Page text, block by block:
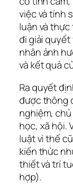
việc và tính
luận và
đi giải quyết
nhân ảnh
và kết quả
Ra quyết
được thông
nghiệm,
học, xã hội.
luật vì thế
kiến ​​thức
thiết và trí
hợp).